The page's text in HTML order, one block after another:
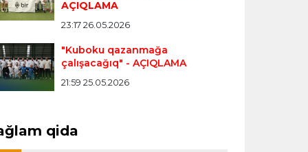
Zinəddin Zidanın oğlu ilə
ayırdı
22:54 07.08.2026
AÇIQLAMA
23:17 26.05.2026
"Kuboku qazanmağa
çalışacağıq" - AÇIQLAMA
21:59 25.05.2026
qida